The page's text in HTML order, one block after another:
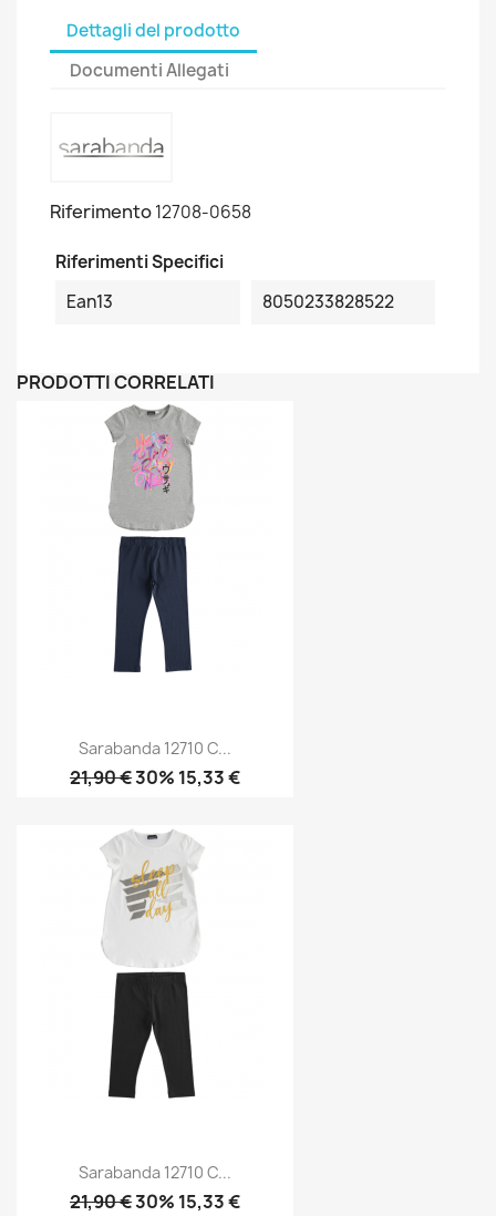
Dettagli del prodotto
Documenti Allegati
Riferimento12708-0658
Riferimenti Specifici
Ean13
8050233828522
PRODOTTI CORRELATI
Sarabanda 12710 C...
21,90 €30% 15,33 €
Sarabanda 12710 C...
21,90 €30% 15,33 €